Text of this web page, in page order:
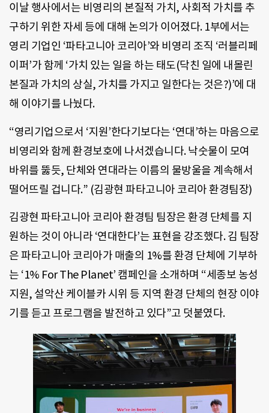
이날 행사에서는 비영리의 본질적 가치, 사회적 가치를 추
구하기 위한 자세 등에 대해 논의가 이어졌다. 1부에서는
영리 기업인 ‘파타고니아 코리아’와 비영리 조직 ‘러블리페
이퍼’가 함께 ‘가치 있는 일을 하는 태도(닥친 일에 내몰린
본질과 가치의 상실, 가치를 가지고 일한다는 것은?)’에 대
해 이야기를 나눴다.
“영리기업으로서 ‘지원’한다기보다는 ‘연대’하는 마음으로
비영리와 함께 환경보호에 나서겠습니다. 낙숫물이 모여
바위를 뚫듯, 단체와 연대라는 이름의 물방울을 계속해서
떨어뜨릴 겁니다.” (김광현 파타고니아 코리아 환경팀장)
김광현 파타고니아 코리아 환경팀 팀장은 환경 단체를 지
원하는 것이 아니라 ‘연대한다’는 표현을 강조했다. 김 팀장
은 파타고니아 코리아가 매출의 1%를 환경 단체에 기부하
는 ‘1% For The Planet’ 캠페인을 소개하며 “세종보 농성
지원, 설악산 케이블카 시위 등 지역 환경 단체의 현장 이야
기를 듣고 프로그램을 발전하고 있다”고 덧붙였다.